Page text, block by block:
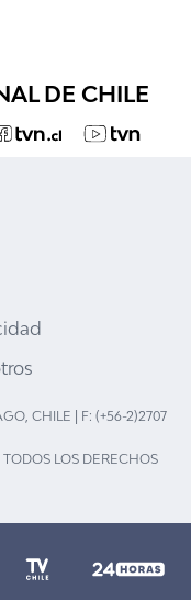
DE CHILE
CHILE | F: (+56-2)2707
LOS DERECHOS